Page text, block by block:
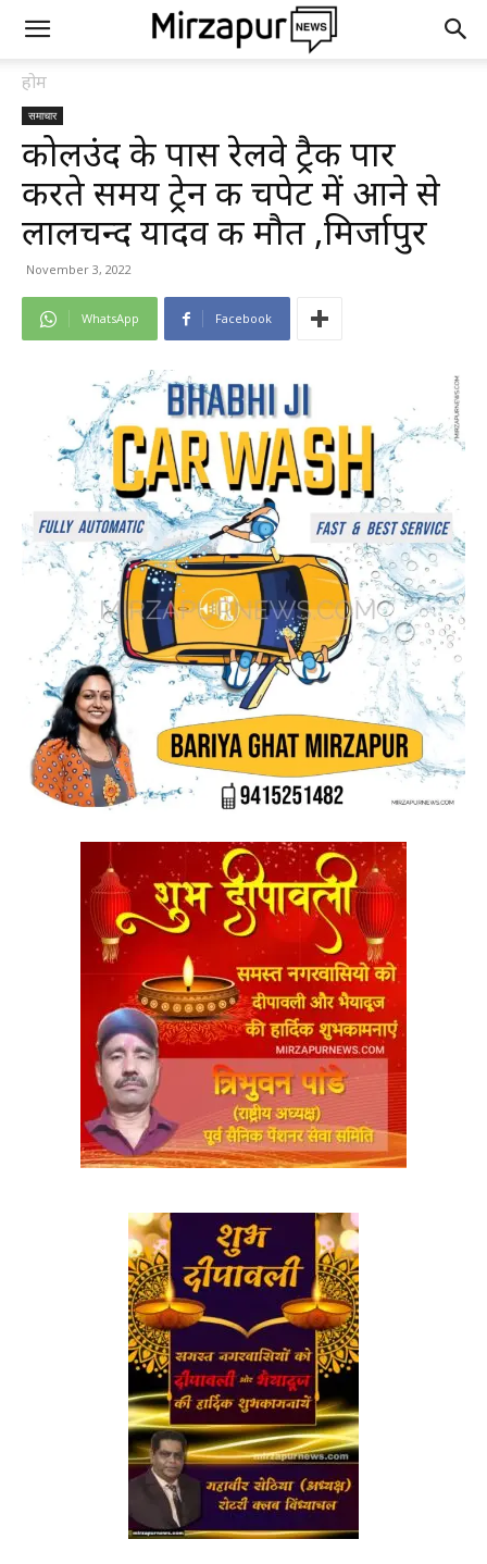
होम
समाचार
कोलउंद के पास रेलवे ट्रैक पार
करते समय ट्रेन की चपेट में आने से
लालचन्द यादव की मौत ,मिर्जापुर
November 3, 2022
WhatsApp Facebook